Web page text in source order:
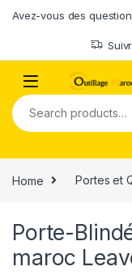
Avez-vous des
Search for:
Home Portes et
Porte-
maroc